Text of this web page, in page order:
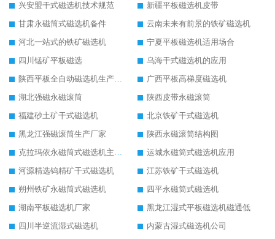
兴安盟干式磁选机技术规范
新疆平板磁选机皮带
甘肃永磁筒式磁选机备件
云南未来有前景的铁矿磁选机
河北一站式的铁矿磁选机
宁夏平板磁选机适用场合
四川锰矿平板磁选
乌海干式磁选机的应用
陕西平板全自动磁选机生产厂家
广西平板高梯度磁选机
湖北强磁永磁滚筒
陕西皮带永磁滚筒
福建砂土矿干式磁选机
北京铁矿干式磁选机
黑龙江强磁滚筒生产厂家
陕西永磁滚筒结构图
克拉玛依永磁筒式磁选机主要技术参数
运城永磁筒式磁选机应用
河源精选钨精矿干式磁选机
江苏铁矿干式磁选机
朔州铁矿永磁筒式磁选机
四平永磁筒式磁选机
湖南平板磁选机厂家
黑龙江湿式平板磁选机磁通低
四川半逆流湿式磁选机
内蒙古湿式磁选机公司